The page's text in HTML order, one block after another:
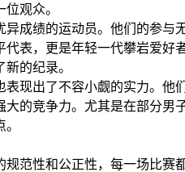
观众。
成绩的运动员。他们的参与
表，更是年轻一代攀岩爱好
的纪录。
现出了不容小觑的实力。他
的竞争力。尤其是在部分男
范性和公正性，每一场比赛